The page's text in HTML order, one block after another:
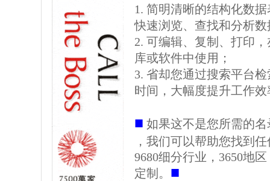
1. 简明清晰的结构化数
快速浏览、查找和分析数
2. 可编辑、复制、打印
库或软件中使用；
3. 省却您通过搜索平台
时间，大幅度提升工作效
■ 如果这不是您所需的
，我们可以帮助您找到
9680细分行业，3650地
定制。 ■